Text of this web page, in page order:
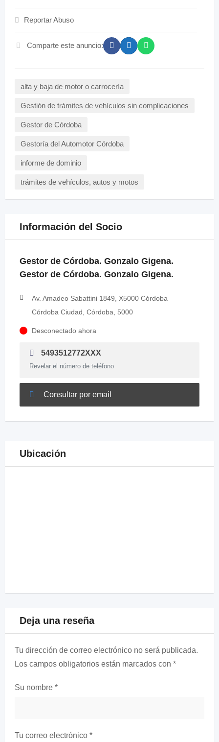
Reportar Abuso
Comparte este anuncio:
alta y baja de motor o carrocería
Gestión de trámites de vehículos sin complicaciones
Gestor de Córdoba
Gestoría del Automotor Córdoba
informe de dominio
trámites de vehículos, autos y motos
Información del Socio
Gestor de Córdoba. Gonzalo Gigena.
Gestor de Córdoba. Gonzalo Gigena.
Av. Amadeo Sabattini 1849, X5000 Córdoba
Córdoba Ciudad, Córdoba, 5000
Desconectado ahora
5493512772XXX
Revelar el número de teléfono
Consultar por email
Ubicación
Deja una reseña
Tu dirección de correo electrónico no será publicada.
Los campos obligatorios están marcados con *
Su nombre *
Tu correo electrónico *